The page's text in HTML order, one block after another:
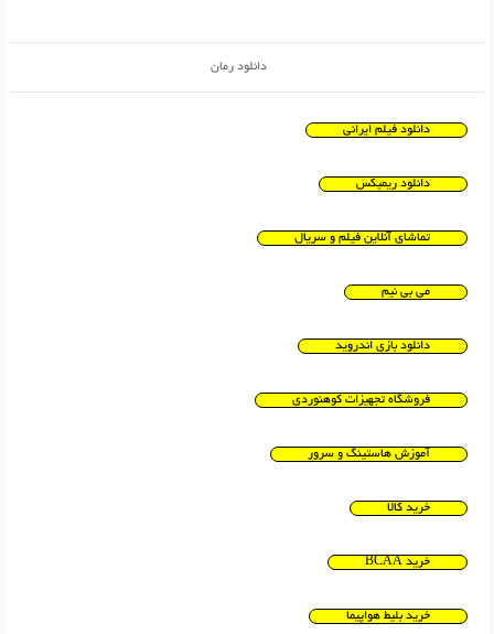
دانلود رمان
دانلود فیلم ایرانی
دانلود ریمیکس
تماشای آنلاین فیلم و سریال
می بی نیم
دانلود بازی اندروید
فروشگاه تجهیزات کوهنوردی
آموزش هاستینگ و سرور
خرید کالا
خرید BCAA
خرید بلیط هواپیما